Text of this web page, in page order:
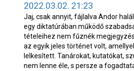
2022.03.02. 21:23
Jaj, csak annyit, fájlalva Andor
egy diktatúrában működő
tételeihez nem fűznék
az egyik jeles történet volt,
lelkesített. Tanárokat, kutatókat,
nem lenne éle, s persze a